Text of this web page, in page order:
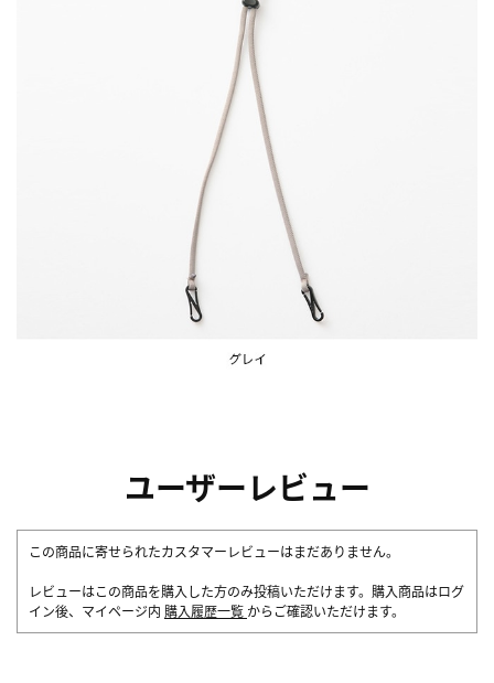
ユーザーレビュー
この商品に寄せられたカスタマーレビューはまだありません。
レビューはこの商品を購入した方のみ投稿いただけます。購入商品はログ
イン後、マイページ内 購入履歴一覧 からご確認いただけます。